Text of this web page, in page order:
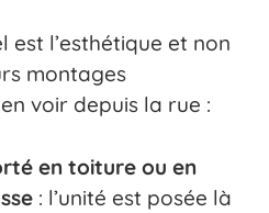
l’esthétique et non
montages
voir depuis la rue :
en toiture ou en
: l’unité est posée là